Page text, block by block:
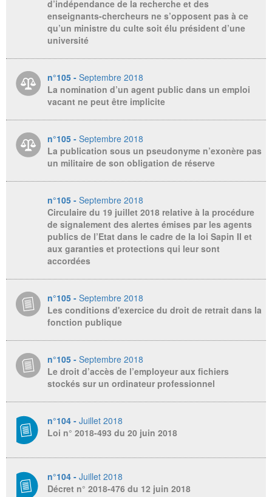
d’indépendance de la recherche et des
enseignants-chercheurs ne s’opposent pas à ce
qu’un ministre du culte soit élu président d’une
université
n°105 - Septembre 2018
La nomination d’un agent public dans un emploi
vacant ne peut être implicite
n°105 - Septembre 2018
La publication sous un pseudonyme n’exonère pas
un militaire de son obligation de réserve
n°105 - Septembre 2018
Circulaire du 19 juillet 2018 relative à la procédure
de signalement des alertes émises par les agents
publics de l’Etat dans le cadre de la loi Sapin II et
aux garanties et protections qui leur sont
accordées
n°105 - Septembre 2018
Les conditions d'exercice du droit de retrait dans la
fonction publique
n°105 - Septembre 2018
Le droit d’accès de l’employeur aux fichiers
stockés sur un ordinateur professionnel
n°104 - Juillet 2018
Loi n° 2018-493 du 20 juin 2018
n°104 - Juillet 2018
Décret n° 2018-476 du 12 juin 2018